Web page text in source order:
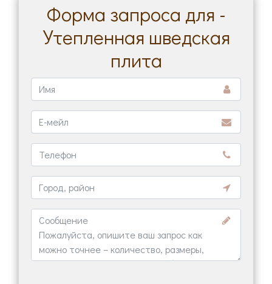
Форма запроса для -
Утепленная шведская
плита